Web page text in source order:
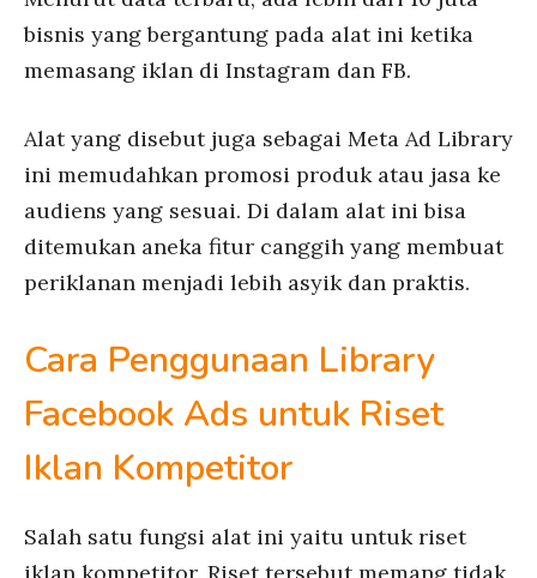
bisnis yang bergantung pada alat ini ketika
memasang iklan di Instagram dan FB.
Alat yang disebut juga sebagai Meta Ad Library
ini memudahkan promosi produk atau jasa ke
audiens yang sesuai. Di dalam alat ini bisa
ditemukan aneka fitur canggih yang membuat
periklanan menjadi lebih asyik dan praktis.
Cara Penggunaan Library
Facebook Ads untuk Riset
Iklan Kompetitor
Salah satu fungsi alat ini yaitu untuk riset